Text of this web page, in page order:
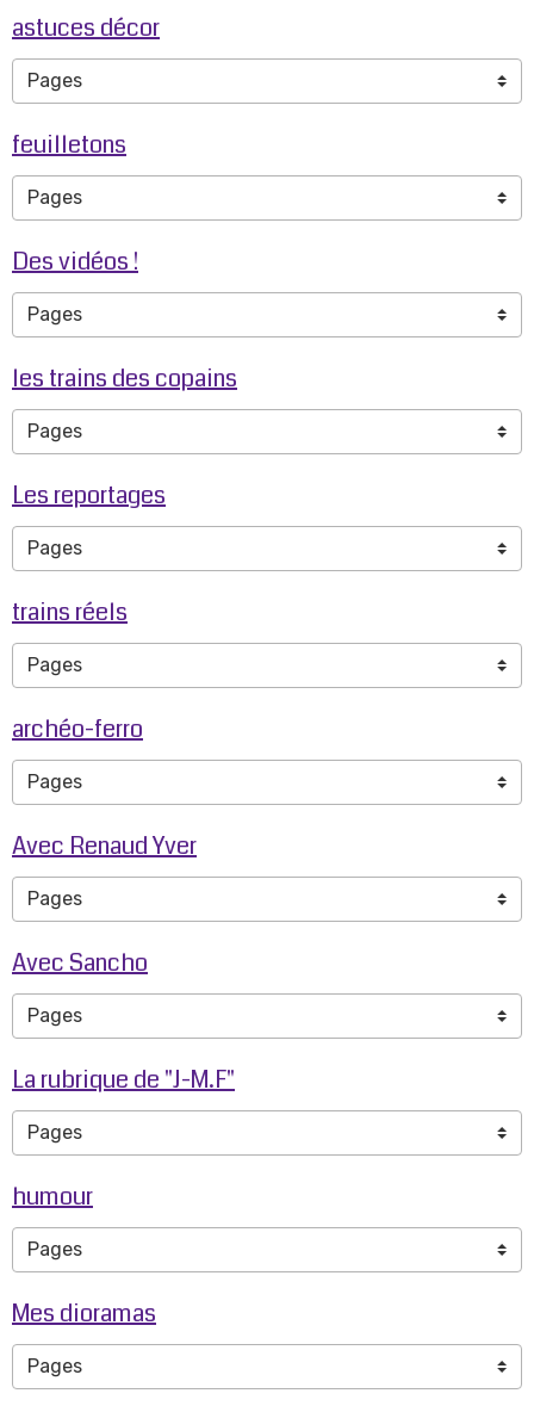
astuces décor
feuilletons
Des vidéos !
les trains des copains
Les reportages
trains réels
archéo-ferro
Avec Renaud Yver
Avec Sancho
La rubrique de "J-M.F"
humour
Mes dioramas